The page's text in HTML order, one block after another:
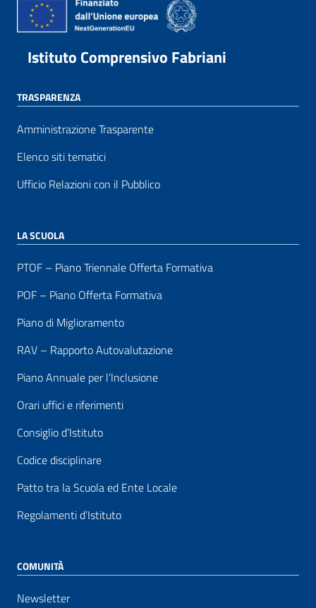
Istituto Comprensivo Fabriani
TRASPARENZA
Amministrazione Trasparente
Elenco siti tematici
Ufficio Relazioni con il Pubblico
LA SCUOLA
PTOF – Piano Triennale Offerta Formativa
POF – Piano Offerta Formativa
Piano di Miglioramento
RAV – Rapporto Autovalutazione
Piano Annuale per l’Inclusione
Orari uffici e riferimenti
Consiglio d’Istituto
Codice disciplinare
Patto tra la Scuola ed Ente Locale
Regolamenti d’Istituto
COMUNITÀ
Newsletter